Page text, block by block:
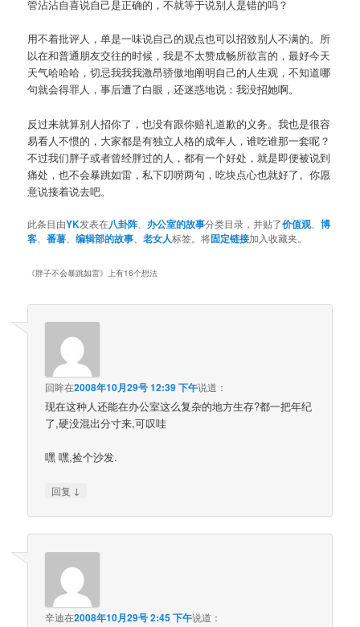
管沾沾自喜说自己是正确的，不就等于说别人是错的吗？
用不着批评人，单是一味说自己的观点也可以招致别人不满的。所
以在和普通朋友交往的时候，我是不太赞成畅所欲言的，最好今天
天气哈哈哈，切忌我我我激昂骄傲地阐明自己的人生观，不知道哪
句就会得罪人，事后遭了白眼，还迷惑地说：我没招她啊。
反过来就算别人招你了，也没有跟你赔礼道歉的义务。我也是很容
易看人不惯的，大家都是有独立人格的成年人，谁吃谁那一套呢？
不过我们胖子或者曾经胖过的人，都有一个好处，就是即便被说到
痛处，也不会暴跳如雷，私下叨唠两句，吃块点心也就好了。你愿
意说接着说去吧。
此条目由YK发表在八卦阵 办公室的故事分类目录，并贴了价值观 、博
客 、番薯 、编辑部的故事 、老女人标签。将固定链接加入收藏夹。
《胖子不会暴跳如雷》上有16个想法
回眸在2008年10月29号 12:39 下午说道：
现在这种人还能在办公室这么复杂的地方生存?都一把年纪
了,硬没混出分寸来,可叹哇
嘿 嘿,捡个沙发.
回复 ↓
辛迪在2008年10月29号 2:45 下午说道：